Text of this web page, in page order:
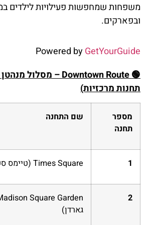
משפחות שמחפשות פעילויות לילדים
ובפארקים.
Powered byGetYourGuide
🟢
תחנות מרכזיות)
מספר
תחנה
שם התחנה
1 Times Square (טיימס סקוור)
2
גארדן)